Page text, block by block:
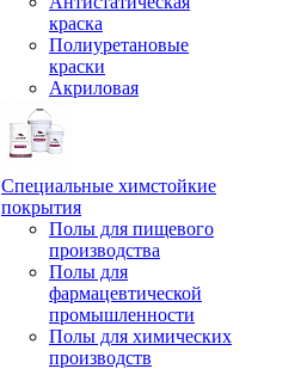
краска
Полиуретановые
краски
Акриловая
Специальные химстойкие
покрытия
Полы для пищевого
производства
Полы для
фармацевтической
промышленности
Полы для химических
производств